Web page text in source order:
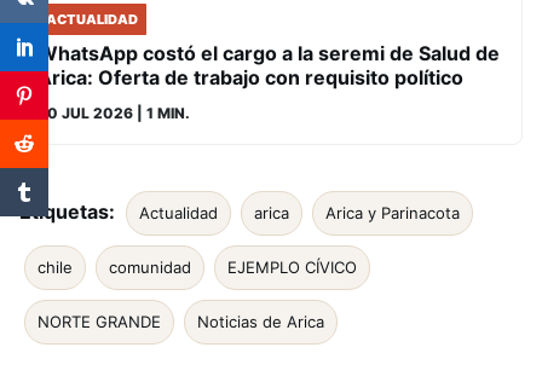
ACTUALIDAD
WhatsApp costó el cargo a la seremi de Salud de
Arica: Oferta de trabajo con requisito político
30 JUL 2026 | 1 MIN.
Etiquetas: Actualidad arica Arica y Parinacota
chile comunidad EJEMPLO CÍVICO
NORTE GRANDE Noticias de Arica